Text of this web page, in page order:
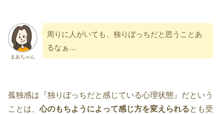
まあちゃん
周りに人がいても、独りぼっちだと思うことあ
るなぁ…
孤独感は『独りぼっちだと感じている心理状態』だという
ことは、心のもちようによって感じ方を変えられるとも受